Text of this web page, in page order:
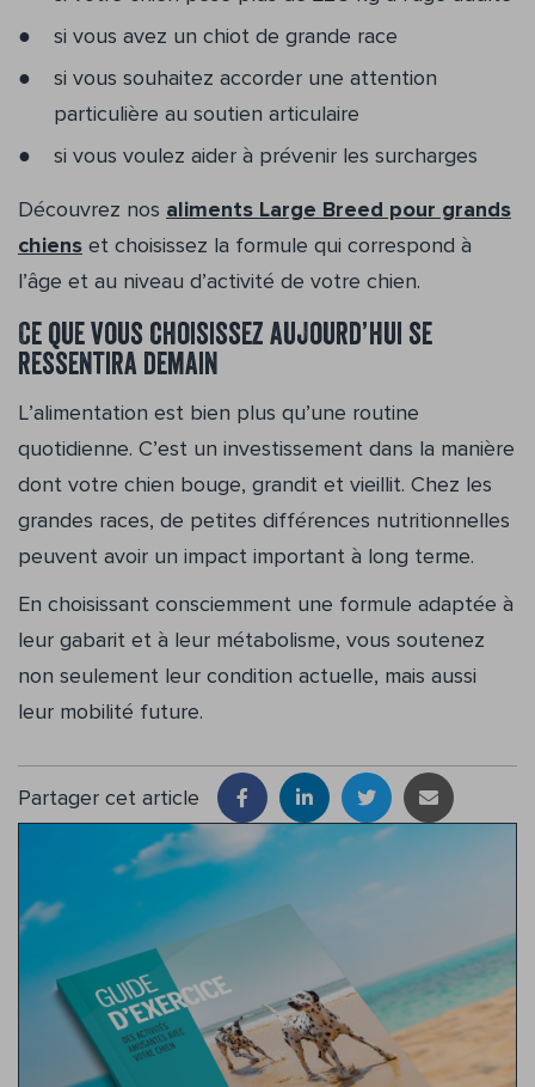
si vous avez un chiot de grande race
si vous souhaitez accorder une attention
particulière au soutien articulaire
si vous voulez aider à prévenir les surcharges
Découvrez nos aliments Large Breed pour grands
chiens et choisissez la formule qui correspond à
l’âge et au niveau d’activité de votre chien.
Ce que vous choisissez aujourd’hui se
ressentira demain
L’alimentation est bien plus qu’une routine
quotidienne. C’est un investissement dans la manière
dont votre chien bouge, grandit et vieillit. Chez les
grandes races, de petites différences nutritionnelles
peuvent avoir un impact important à long terme.
En choisissant consciemment une formule adaptée à
leur gabarit et à leur métabolisme, vous soutenez
non seulement leur condition actuelle, mais aussi
leur mobilité future.
Partager cet article